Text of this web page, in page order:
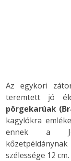
Az egykori
teremtett jó
pörgekarúak
kagylókra
ennek a
szélessége 12 cm.